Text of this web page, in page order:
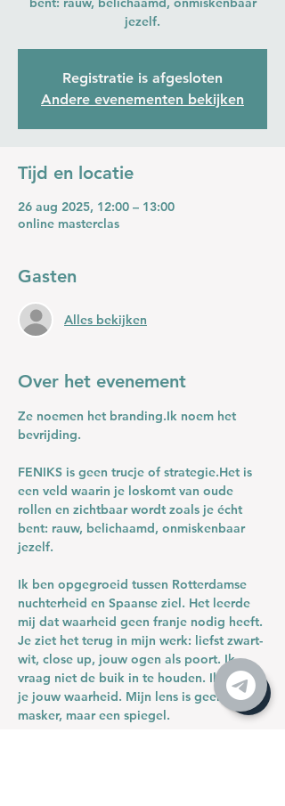
jezelf.
Registratie is afgesloten
Andere evenementen bekijken
Tijd en locatie
26 aug 2025, 12:00 – 13:00
online masterclas
Gasten
Alles bekijken
Over het evenement
Ze noemen het branding.Ik noem het
bevrijding.
FENIKS is geen trucje of strategie.Het is
een veld waarin je loskomt van oude
rollen en zichtbaar wordt zoals je écht
bent: rauw, belichaamd, onmiskenbaar
jezelf.
Ik ben opgegroeid tussen Rotterdamse
nuchterheid en Spaanse ziel. Het leerde
mij dat waarheid geen franje nodig heeft.
Je ziet het terug in mijn werk: liefst zwart-
wit, close up, jouw ogen als poort. Ik
vraag niet de buik in te houden. Ik vraag
je jouw waarheid. Mijn lens is geen
masker, maar een spiegel.